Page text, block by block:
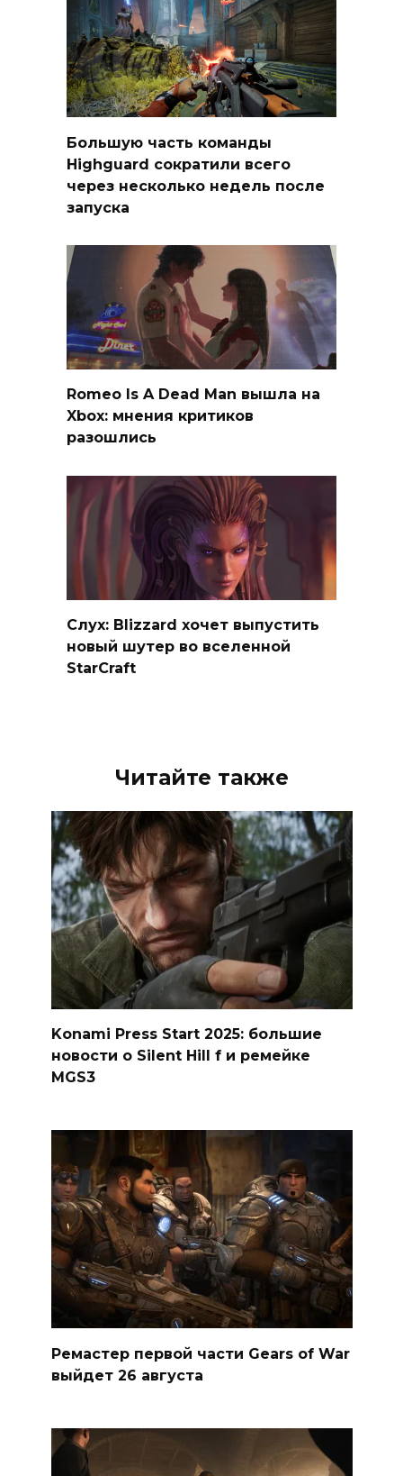
Большую часть команды
Highguard сократили всего
через несколько недель после
запуска
Romeo Is A Dead Man вышла на
Xbox: мнения критиков
разошлись
Слух: Blizzard хочет выпустить
новый шутер во вселенной
StarCraft
Читайте также
Konami Press Start 2025: большие
новости о Silent Hill f и ремейке
MGS3
Ремастер первой части Gears of War
выйдет 26 августа